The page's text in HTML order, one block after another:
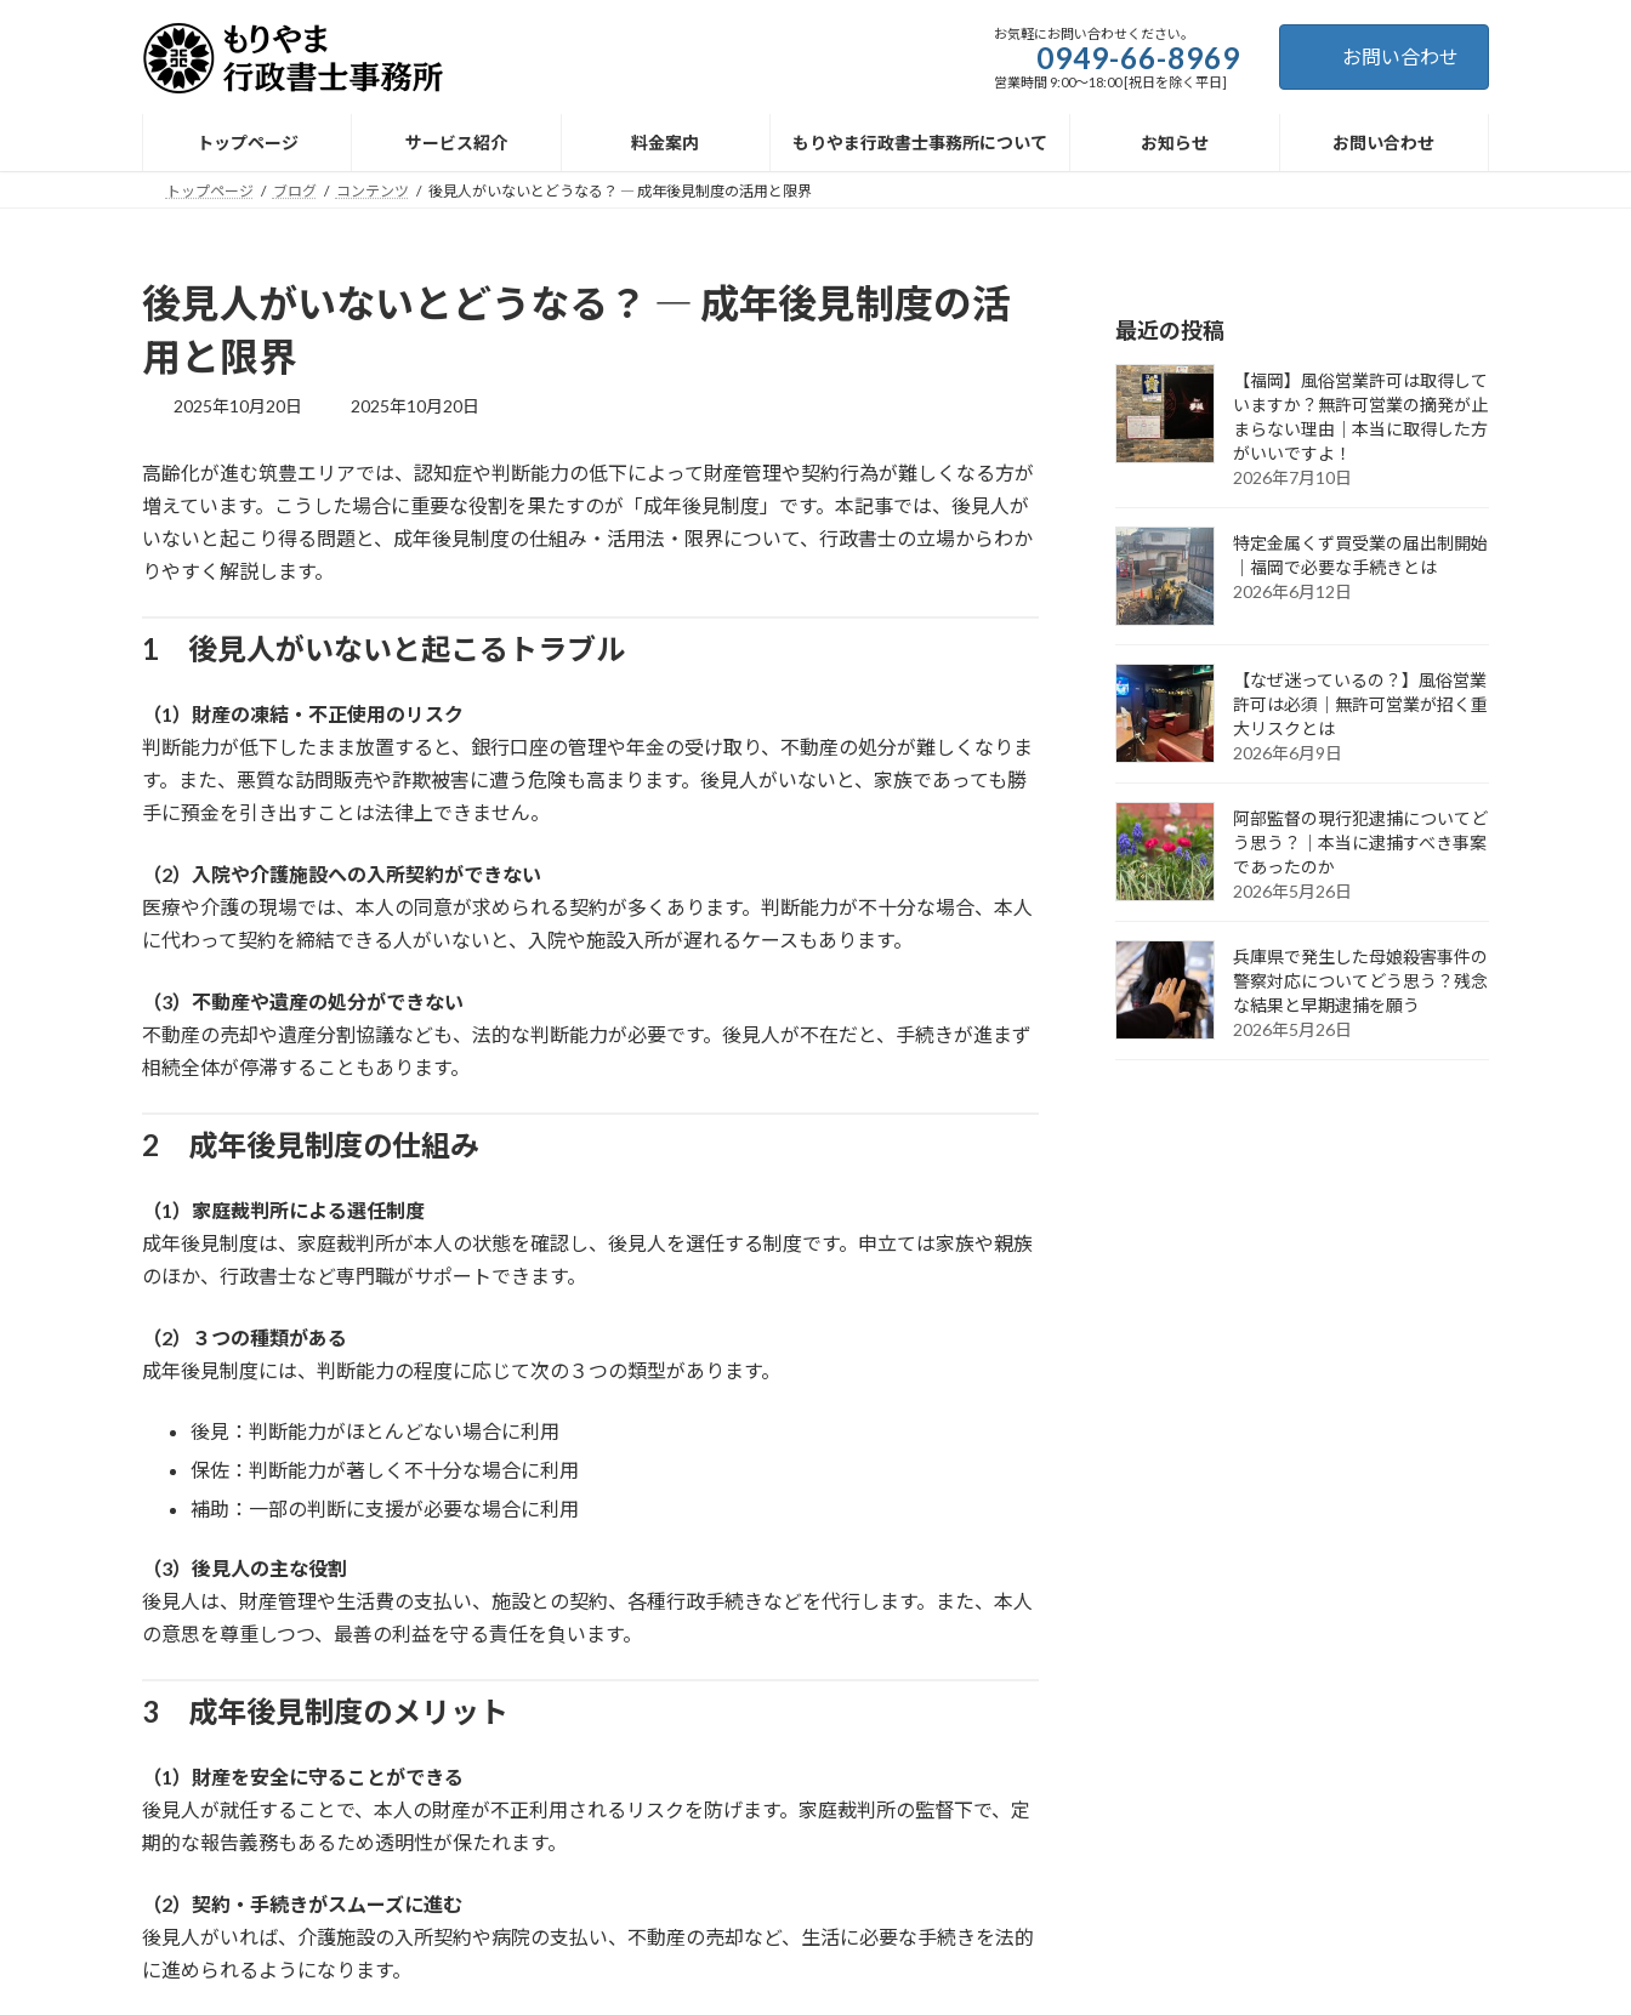
お気軽にお問い合わせください。
0949-66-8969
営業時間 9:00～18:00 [祝日を除く平日]
お問い合わせ
トップページ サービス紹介 料金案内 もりやま行政書士事務所について お知らせ お問い合わせ
トップページ ブログ コンテンツ 後見人がいないとどうなる？ ― 成年後見制度の活用と限界
後見人がいないとどうなる？ ― 成年後見制度の活
用と限界
2025年10月20日
最
新
日
時
:
2025年10月20日
高齢化が進む筑豊エリアでは、認知症や判断能力の低下によって財産管理や契約行為が難しくなる方が
増えています。こうした場合に重要な役割を果たすのが「成年後見制度」です。本記事では、後見人が
いないと起こり得る問題と、成年後見制度の仕組み・活用法・限界について、行政書士の立場からわか
りやすく解説します。
1 後見人がいないと起こるトラブル
（1）財産の凍結・不正使用のリスク
判断能力が低下したまま放置すると、銀行口座の管理や年金の受け取り、不動産の処分が難しくなりま
す。また、悪質な訪問販売や詐欺被害に遭う危険も高まります。後見人がいないと、家族であっても勝
手に預金を引き出すことは法律上できません。
（2）入院や介護施設への入所契約ができない
医療や介護の現場では、本人の同意が求められる契約が多くあります。判断能力が不十分な場合、本人
に代わって契約を締結できる人がいないと、入院や施設入所が遅れるケースもあります。
（3）不動産や遺産の処分ができない
不動産の売却や遺産分割協議なども、法的な判断能力が必要です。後見人が不在だと、手続きが進まず
相続全体が停滞することもあります。
2 成年後見制度の仕組み
（1）家庭裁判所による選任制度
成年後見制度は、家庭裁判所が本人の状態を確認し、後見人を選任する制度です。申立ては家族や親族
のほか、行政書士など専門職がサポートできます。
（2）３つの種類がある
成年後見制度には、判断能力の程度に応じて次の３つの類型があります。
後見：判断能力がほとんどない場合に利用
保佐：判断能力が著しく不十分な場合に利用
補助：一部の判断に支援が必要な場合に利用
（3）後見人の主な役割
後見人は、財産管理や生活費の支払い、施設との契約、各種行政手続きなどを代行します。また、本人
の意思を尊重しつつ、最善の利益を守る責任を負います。
3 成年後見制度のメリット
（1）財産を安全に守ることができる
後見人が就任することで、本人の財産が不正利用されるリスクを防げます。家庭裁判所の監督下で、定
期的な報告義務もあるため透明性が保たれます。
（2）契約・手続きがスムーズに進む
後見人がいれば、介護施設の入所契約や病院の支払い、不動産の売却など、生活に必要な手続きを法的
に進められるようになります。
最近の投稿
【福岡】風俗営業許可は取得して
いますか？無許可営業の摘発が止
まらない理由｜本当に取得した方
がいいですよ！
2026年7月10日
特定金属くず買受業の届出制開始
｜福岡で必要な手続きとは
2026年6月12日
【なぜ迷っているの？】風俗営業
許可は必須｜無許可営業が招く重
大リスクとは
2026年6月9日
阿部監督の現行犯逮捕についてど
う思う？｜本当に逮捕すべき事案
であったのか
2026年5月26日
兵庫県で発生した母娘殺害事件の
警察対応についてどう思う？残念
な結果と早期逮捕を願う
2026年5月26日